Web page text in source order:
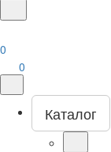
0
0
Каталог